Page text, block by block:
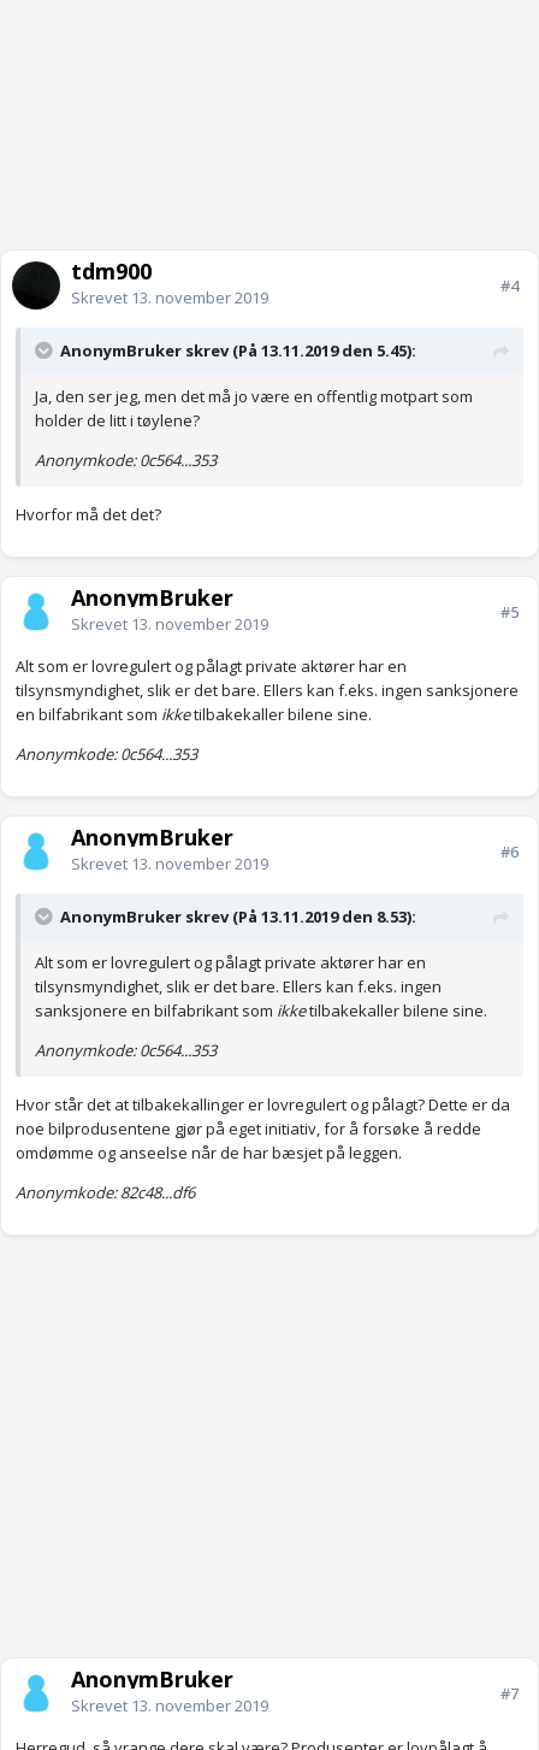
tdm900
Skrevet 13. november 2019
#4
AnonymBruker skrev (På 13.11.2019 den 5.45):
Ja, den ser jeg, men det må jo være en offentlig motpart som
holder de litt i tøylene?
Anonymkode: 0c564...353
Hvorfor må det det?
AnonymBruker
Skrevet 13. november 2019
#5
Alt som er lovregulert og pålagt private aktører har en
tilsynsmyndighet, slik er det bare. Ellers kan f.eks. ingen sanksjonere
en bilfabrikant som ikketilbakekaller bilene sine.
Anonymkode: 0c564...353
AnonymBruker
Skrevet 13. november 2019
#6
AnonymBruker skrev (På 13.11.2019 den 8.53):
Alt som er lovregulert og pålagt private aktører har en
tilsynsmyndighet, slik er det bare. Ellers kan f.eks. ingen
sanksjonere en bilfabrikant som ikketilbakekaller bilene sine.
Anonymkode: 0c564...353
Hvor står det at tilbakekallinger er lovregulert og pålagt? Dette er da
noe bilprodusentene gjør på eget initiativ, for å forsøke å redde
omdømme og anseelse når de har bæsjet på leggen.
Anonymkode: 82c48...df6
AnonymBruker
Skrevet 13. november 2019
#7